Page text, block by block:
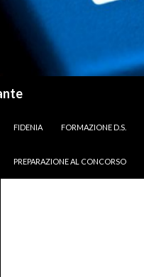
FIDENIA FORMAZIONE D.S.
PREPARAZIONE AL CONCORSO